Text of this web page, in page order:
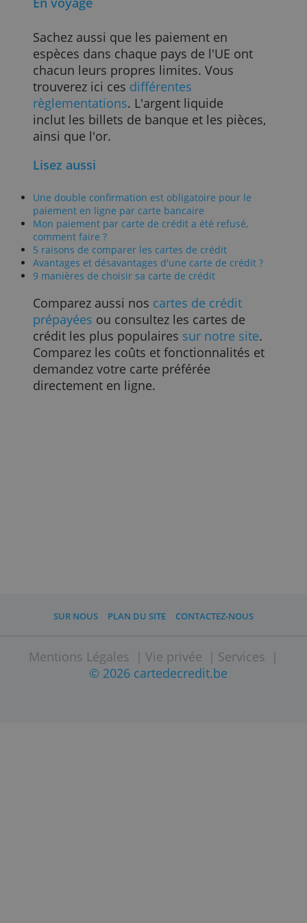
faut prendre en compte la limite totale
dépenses pour la durée de la période de
votre décompte et s'assurer de vos
capacités de remboursement au
du remboursement.
De plus, si vous êtes commerçant, en
permettant à vos clients de payer par
trop d’argent liquide à devoir transporter
et déposer en banque.
En voyage
Sachez aussi que les paiement en
espèces dans chaque pays de l'UE ont
chacun leurs propres limites. Vous
trouverez ici ces différentes
règlementations. L'argent liquide
inclut les billets de banque et les pièces,
prépayées ou consultez les cartes de
Comparez les coûts et fonctionnalités et
demandez votre carte préférée